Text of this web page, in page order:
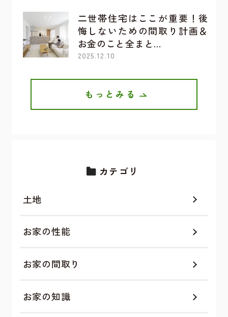
二世帯住宅はここが重要！後
悔しないための間取り計画＆
お金のこと全まと…
2025.12.10
もっとみる
カテゴリ
土地
お家の性能
お家の間取り
お家の知識